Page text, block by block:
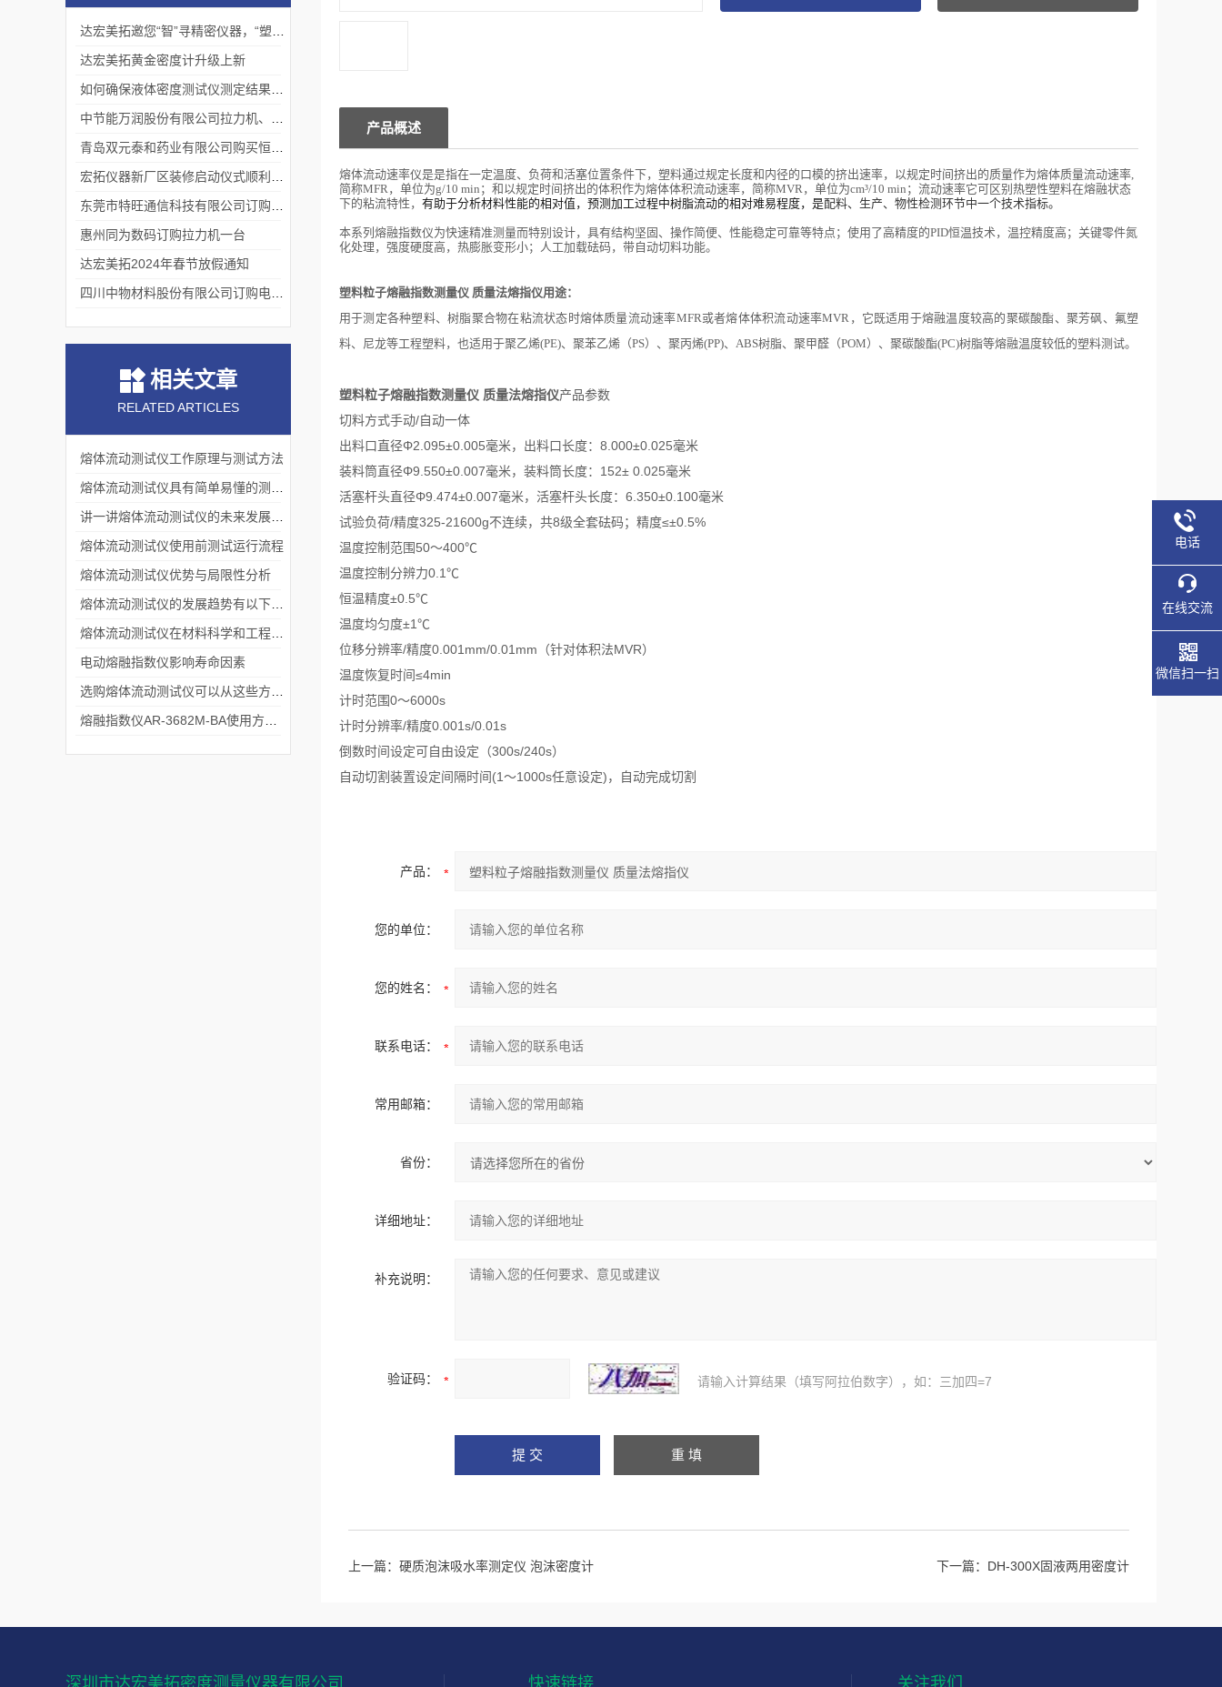
产品概述
熔体流动速率仪是是指在一定温度、 负荷和活塞位置条件下，塑料通过规定长度和内径的口模的挤出速率，以规定时间挤出的质量作为熔体质量流动速率,
简称MFR， 单位为g/10 min ；和以规定时间挤出的体积作为熔体体积流动速率，简称MVR， 单位为cm³/10 min ；流动速率它可区别热塑性塑料在熔融状态
下的粘流特性 ， 有助于分析材料性能的相对值，预测加工过程中树脂流动的相对难易程度，是配料、 生产、物性检测环节中一个技术指标。
本系列 熔融指数仪为快速精准测量而特别设计， 具有结构坚固 、 操作简便、性能稳定可靠等特点；使用了高精度的PID恒温技术，温控精度高； 关键零件氮
化处理，强度硬度高， 热膨胀变形小；人工加载砝码，带自动切料功能。
塑料粒子熔融指数测量仪 质量法熔指仪用途：
用于测定各种塑料、树脂聚合物在粘流状态时熔体质量流动速率MFR或者熔体体积流动速率MVR，它既适用于熔融温度较高的聚碳酸酯、聚芳砜、氟塑
料、尼龙等工程塑料，也适用于聚乙烯(PE)、聚苯乙烯（PS）、聚丙烯(PP)、ABS树脂、聚甲醛（POM）、聚碳酸酯(PC)树脂等熔融温度较低的塑料测试。
塑料粒子熔融指数测量仪 质量法熔指仪产品参数
切料方式手动/自动一体
出料口直径Φ2.095±0.005毫米，出料口长度：8.000±0.025毫米
装料筒直径Φ9.550±0.007毫米，装料筒长度：152± 0.025毫米
活塞杆头直径Φ9.474±0.007毫米，活塞杆头长度：6.350±0.100毫米
试验负荷/精度325-21600g不连续，共8级全套砝码；精度≤±0.5%
温度控制范围50～400℃
温度控制分辨力0.1℃
恒温精度±0.5℃
温度均匀度±1℃
位移分辨率/精度0.001mm/0.01mm（针对体积法MVR）
温度恢复时间≤4min
计时范围0～6000s
计时分辨率/精度0.001s/0.01s
倒数时间设定可自由设定（300s/240s）
自动切割装置设定间隔时间(1～1000s任意设定)，自动完成切割
产品：
您的单位：
您的姓名：
联系电话：
常用邮箱：
省份：
详细地址：
补充说明：
验证码： 请输入计算结果（填写阿拉伯数字），如：三加四=7
上一篇： 硬质泡沫吸水率测定仪 泡沫密度计 下一篇： DH-300X固液两用密度计
达宏美拓黄金密度计升级上新
惠州同为数码订购拉力机一台
达宏美拓2024年春节放假通知
相关文章
RELATED ARTICLES
熔体流动测试仪工作原理与测试方法
熔体流动测试仪使用前测试运行流程
熔体流动测试仪优势与局限性分析
电动熔融指数仪影响寿命因素
深圳市达宏美拓密度测量仪器有限公司 快速链接 关注我们
电话
在线交流
微信扫一扫